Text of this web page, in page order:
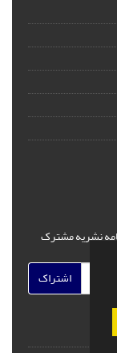
نشریه مشترک
اشتراک